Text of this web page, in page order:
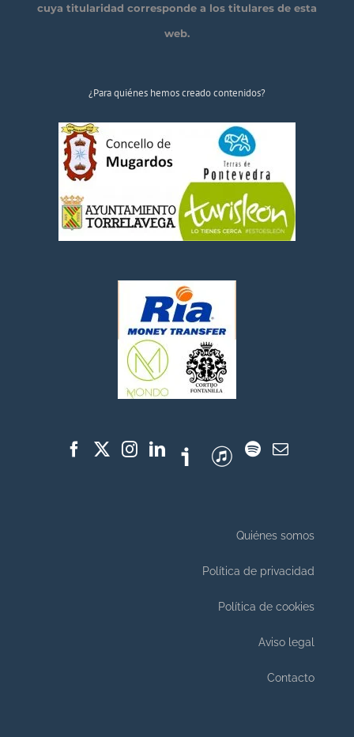
cuya titularidad corresponde a los titulares de esta
web.
¿Para quiénes hemos creado contenidos?
Quiénes somos
Política de privacidad
Política de cookies
Aviso legal
Contacto